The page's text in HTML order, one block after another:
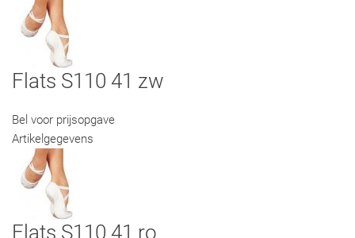
Flats S110 41 zw
Bel voor prijsopgave
Artikelgegevens
Flats S110 41 ro